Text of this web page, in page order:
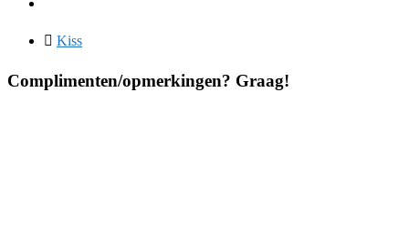
Kiss
Complimenten/opmerkingen? Graag!